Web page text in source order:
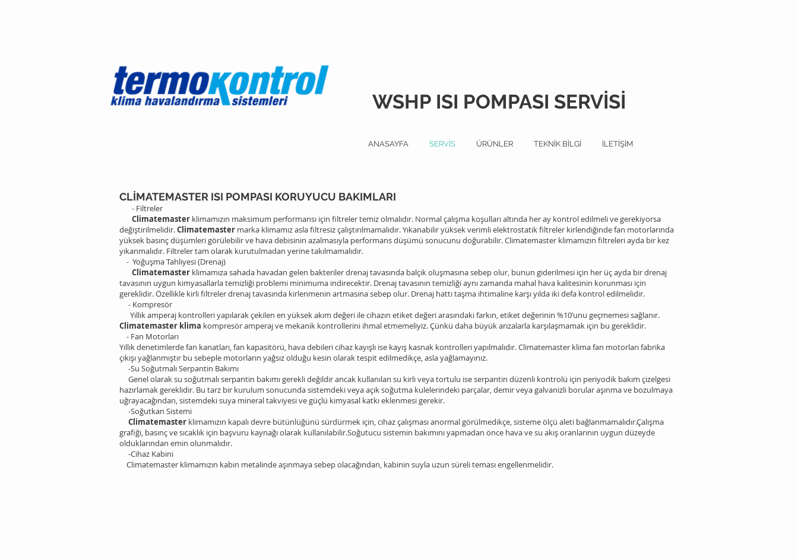
WSHP ISI POMPASI SERVİSİ
ANASAYFA SERVİS ÜRÜNLER TEKNİK BİLGİ İLETİŞİM
CLİMATEMASTER ISI POMPASI KORUYUCU BAKIMLARI
- Filtreler
Climatemaster klimamızın maksimum performansı için filtreler temiz olmalıdır. Normal çalışma koşulları altında her ay kontrol edilmeli ve gerekiyorsa
değiştirilmelidir.Climatemaster marka klimamız asla filtresiz çalıştırılmamalıdır. Yıkanabilir yüksek verimli elektrostatik filtreler kirlendiğinde fan motorlarında
yüksek basınç düşümleri görülebilir ve hava debisinin azalmasıyla performans düşümü sonucunu doğurabilir. Climatemaster klimamızın filtreleri ayda bir kez
yıkanmalıdır. Filtreler tam olarak kurutulmadan yerine takılmamalıdır.
- Yoğuşma Tahliyesi (Drenaj)
Climatemaster klimamıza sahada havadan gelen bakteriler drenaj tavasında balçık oluşmasına sebep olur, bunun giderilmesi için her üç ayda bir drenaj
tavasının uygun kimyasallarla temizliği problemi minimuma indirecektir. Drenaj tavasının temizliği aynı zamanda mahal hava kalitesinin korunması için
gereklidir. Özellikle kirli filtreler drenaj tavasında kirlenmenin artmasına sebep olur. Drenaj hattı taşma ihtimaline karşı yılda iki defa kontrol edilmelidir.
- Kompresör
Yıllık amperaj kontrolleri yapılarak çekilen en yüksek akım değeri ile cihazın etiket değeri arasındaki farkın, etiket değerinin %10’unu geçmemesi sağlanır.
Climatemaster klima kompresör amperaj ve mekanik kontrollerini ihmal etmemeliyiz. Çünkü daha büyük arızalarla karşılaşmamak için bu gereklidir.
- Fan Motorları
Yıllık denetimlerde fan kanatları, fan kapasitörü, hava debileri cihaz kayışlı ise kayış kasnak kontrolleri yapılmalıdır. Climatemaster klima fan motorları fabrika
çıkışı yağlanmıştır bu sebeple motorların yağsız olduğu kesin olarak tespit edilmedikçe, asla yağlamayınız.
-Su Soğutmalı Serpantin Bakımı
Genel olarak su soğutmalı serpantin bakımı gerekli değildir ancak kullanılan su kirli veya tortulu ise serpantin düzenli kontrolü için periyodik bakım çizelgesi
hazırlamak gereklidir. Bu tarz bir kurulum sonucunda sistemdeki veya açık soğutma kulelerindeki parçalar, demir veya galvanizli borular aşınma ve bozulmaya
uğrayacağından, sistemdeki suya mineral takviyesi ve güçlü kimyasal katkı eklenmesi gerekir.
-Soğutkan Sistemi
Climatemaster klimamızın kapalı devre bütünlüğünü sürdürmek için, cihaz çalışması anormal görülmedikçe, sisteme ölçü aleti bağlanmamalıdır.Çalışma
grafiği, basınç ve sıcaklık için başvuru kaynağı olarak kullanılabilir.Soğutucu sistemin bakımını yapmadan önce hava ve su akış oranlarının uygun düzeyde
olduklarından emin olunmalıdır.
-Cihaz Kabini
Climatemaster klimamızın kabin metalinde aşınmaya sebep olacağından, kabinin suyla uzun süreli teması engellenmelidir.